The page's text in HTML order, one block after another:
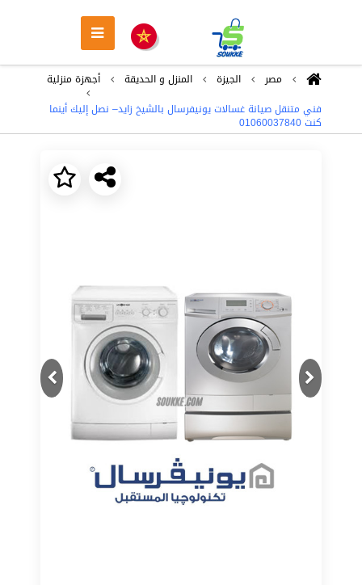
مصر الجيزة المنزل و الحديقة
أجهزة منزلية
فني متنقل صيانة غسالات يونيفرسال بالشيخ زايد– نصل إليك أينما
كنت 01060037840
Previous
Next